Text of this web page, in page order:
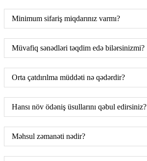
Minimum sifariş miqdarınız varmı?
Müvafiq sənədləri təqdim edə bilərsinizmi?
Orta çatdırılma müddəti nə qədərdir?
Hansı növ ödəniş üsullarını qəbul edirsiniz?
Məhsul zəmanəti nədir?